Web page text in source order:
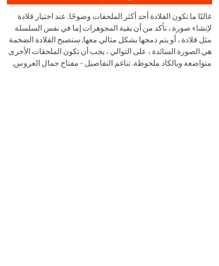
غالبًا ما تكون القلادة أحد أكثر الملحقات وضوحًا. عند اختيار قلادة
لإنشاء صورة ، تأكد من أن بقية المجوهرات إما في نفس السلسلة
مثل قلادة ، أو يتم دمجها بشكل مثالي معها. ستصبح القلادة الضخمة
هي الصورة السائدة ، على التوالي ، يجب أن تكون الملحقات الأخرى
متواضعة وبالكاد ملحوظة. تناغم التفاصيل - مفتاح جمال العروس.